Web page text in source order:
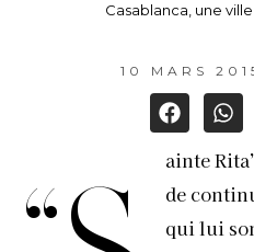
Casablanca, une
10 MARS
ainte
de
qui lui